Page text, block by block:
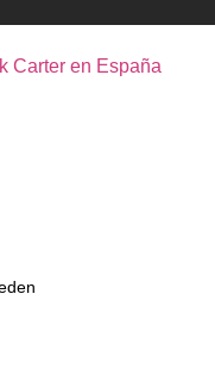
Carter en España